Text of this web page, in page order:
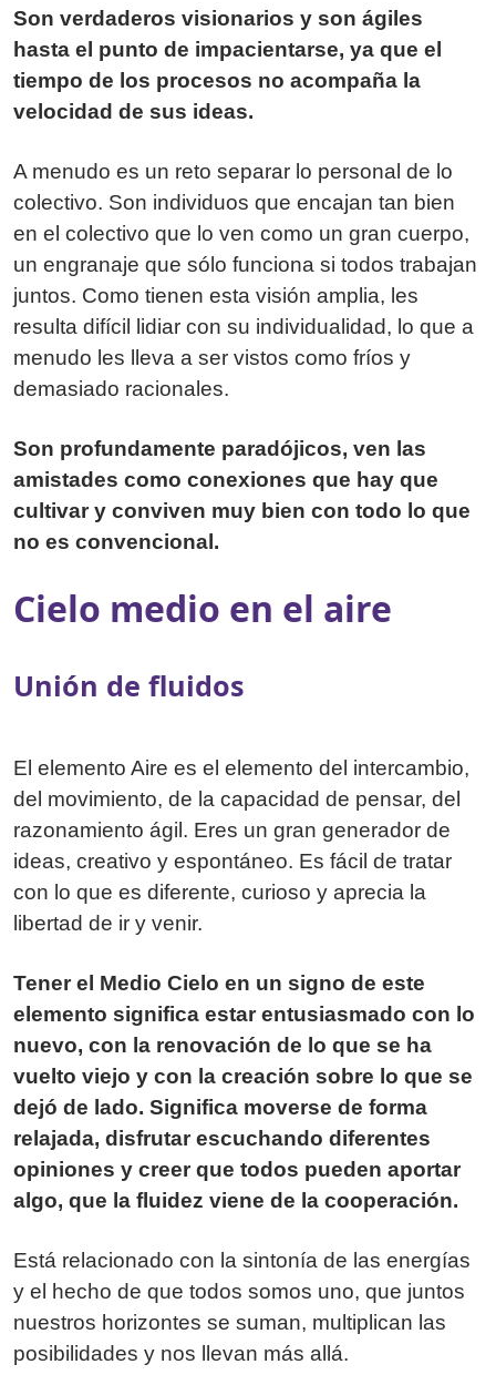
Son verdaderos visionarios y son ágiles
hasta el punto de impacientarse, ya que el
tiempo de los procesos no acompaña la
velocidad de sus ideas.
A menudo es un reto separar lo personal de lo
colectivo. Son individuos que encajan tan bien
en el colectivo que lo ven como un gran cuerpo,
un engranaje que sólo funciona si todos trabajan
juntos. Como tienen esta visión amplia, les
resulta difícil lidiar con su individualidad, lo que a
menudo les lleva a ser vistos como fríos y
demasiado racionales.
Son profundamente paradójicos, ven las
amistades como conexiones que hay que
cultivar y conviven muy bien con todo lo que
no es convencional.
Cielo medio en el aire
Unión de fluidos
El elemento Aire es el elemento del intercambio,
del movimiento, de la capacidad de pensar, del
razonamiento ágil. Eres un gran generador de
ideas, creativo y espontáneo. Es fácil de tratar
con lo que es diferente, curioso y aprecia la
libertad de ir y venir.
Tener el Medio Cielo en un signo de este
elemento significa estar entusiasmado con lo
nuevo, con la renovación de lo que se ha
vuelto viejo y con la creación sobre lo que se
dejó de lado. Significa moverse de forma
relajada, disfrutar escuchando diferentes
opiniones y creer que todos pueden aportar
algo, que la fluidez viene de la cooperación.
Está relacionado con la sintonía de las energías
y el hecho de que todos somos uno, que juntos
nuestros horizontes se suman, multiplican las
posibilidades y nos llevan más allá.